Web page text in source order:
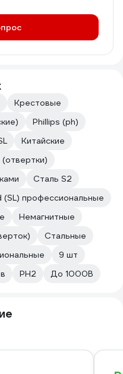
Крестовые
Phillips (ph)
Китайские
Сталь S2
профессиональные
Немагнитные
Стальные
9 шт
PH2 До 1000В